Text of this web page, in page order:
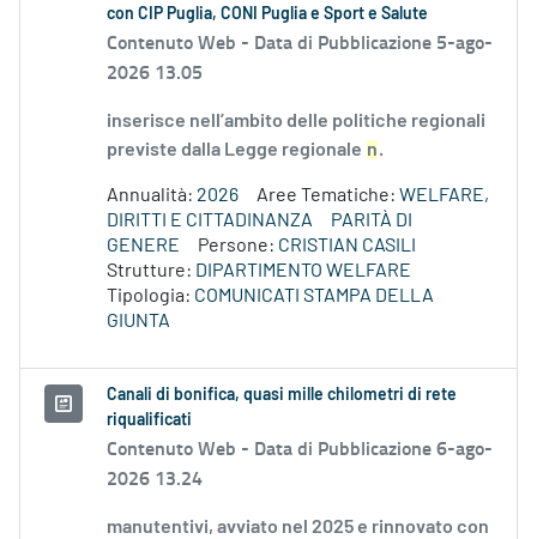
con CIP Puglia, CONI Puglia e Sport e Salute
Contenuto Web - Data di Pubblicazione 5-ago-
2026 13.05
inserisce nell’ambito delle politiche regionali
previste dalla Legge regionale n.
Annualità: 2026 Aree Tematiche: WELFARE,
DIRITTI E CITTADINANZA
PARITÀ DI
GENERE
Persone: CRISTIAN CASILI
Strutture: DIPARTIMENTO WELFARE
Tipologia: COMUNICATI STAMPA DELLA
GIUNTA
Canali di bonifica, quasi mille chilometri di rete
riqualificati
Contenuto Web - Data di Pubblicazione 6-ago-
2026 13.24
manutentivi, avviato nel 2025 e rinnovato con